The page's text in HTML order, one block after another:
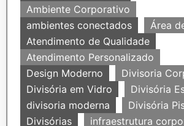
Ambiente Corporativo
ambientes conectados
Área
Atendimento de Qualidade
Atendimento Personalizado
Design Moderno
Divisoria
Divisória em Vidro
Divisória
divisoria moderna
Divisória
Divisórias
infraestrutura